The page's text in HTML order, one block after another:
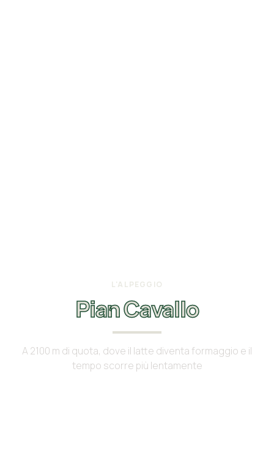
L'ALPEGGIO
Pian Cavallo
A 2100 m di quota, dove il latte diventa formaggio e il
tempo scorre più lentamente